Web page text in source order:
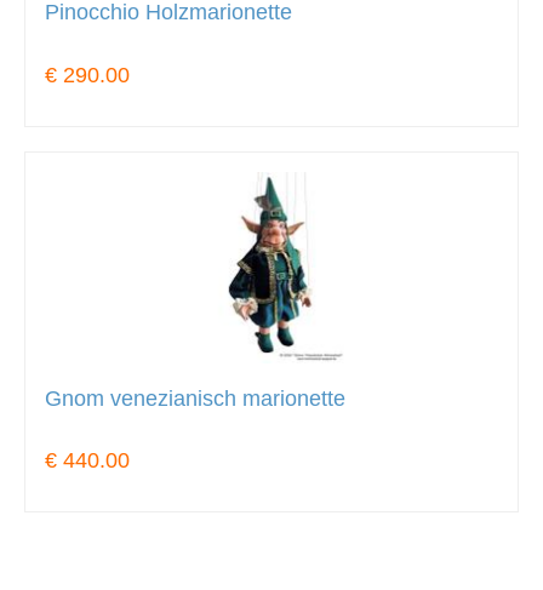
Pinocchio Holzmarionette
€ 290.00
Gnom venezianisch marionette
€ 440.00